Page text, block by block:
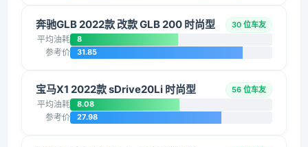
奔驰GLB 2022款 改款 GLB 200 时尚型 30 位车友
平均油耗 8
参考价 31.85
宝马X1 2022款 sDrive20Li 时尚型 56 位车友
平均油耗 8.08
参考价 27.98